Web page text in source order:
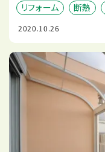
リフォーム 断熱
2020.10.26